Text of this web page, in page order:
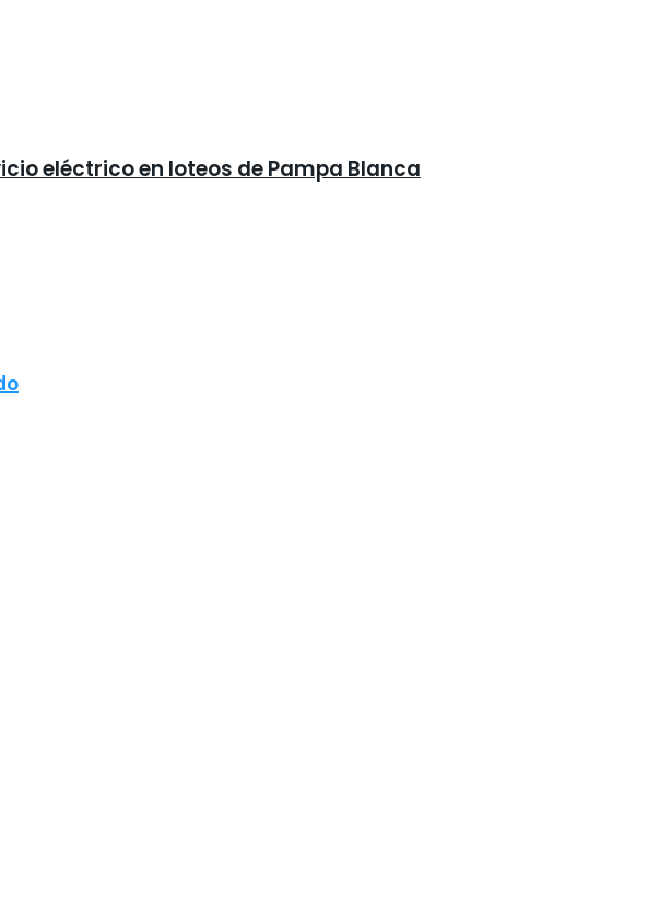
eléctrico en loteos de Pampa Blanca